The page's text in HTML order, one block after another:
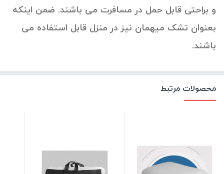
و براحتی قابل حمل در مسافرت می باشند. ضمن اینکه
بعنوان تشک میهمان نیز در منزل قابل استفاده می
باشند.
محصولات مرتبط